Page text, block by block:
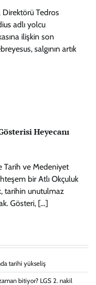
Direktörü Tedros
adlı yolcu
ilişkin son
salgının artık
Heyecanı
Tarih ve Medeniyet
bir Atlı Okçuluk
tarihin unutulmaz
Gösteri, […]
tarihi yükseliş
bitiyor? LGS 2. nakil